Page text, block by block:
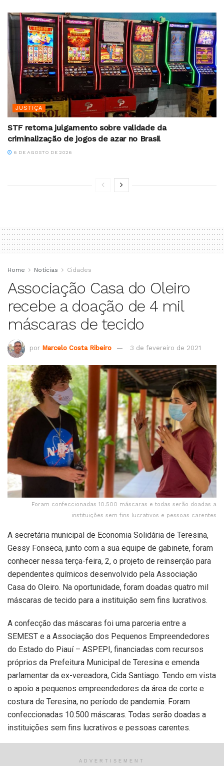
JUSTIÇA
STF retoma julgamento sobre validade da
criminalização de jogos de azar no Brasil
6 DE AGOSTO DE 2026
Home Notícias Cidades
Associação Casa do Oleiro
recebe a doação de 4 mil
máscaras de tecido
por Marcelo Costa Ribeiro 3 de fevereiro de 2021
Foram confeccionadas 10.500 máscaras e todas serão doadas a
instituições sem fins lucrativos e pessoas carentes
A secretária municipal de Economia Solidária de Teresina,
Gessy Fonseca, junto com a sua equipe de gabinete, foram
conhecer nessa terça-feira, 2, o projeto de reinserção para
dependentes químicos desenvolvido pela Associação
Casa do Oleiro. Na oportunidade, foram doadas quatro mil
máscaras de tecido para a instituição sem fins lucrativos.
A confecção das máscaras foi uma parceria entre a
SEMEST e a Associação dos Pequenos Empreendedores
do Estado do Piauí – ASPEPI, financiadas com recursos
próprios da Prefeitura Municipal de Teresina e emenda
parlamentar da ex-vereadora, Cida Santiago. Tendo em vista
o apoio a pequenos empreendedores da área de corte e
costura de Teresina, no período de pandemia. Foram
confeccionadas 10.500 máscaras. Todas serão doadas a
instituições sem fins lucrativos e pessoas carentes.
dessas parcerias neste período de pandemia para os
ADVERTISEMENT